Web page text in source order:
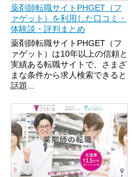
薬剤師転職サイトPHGET（フ
ァゲット）を利用した口コミ・
体験談・評判まとめ
薬剤師転職サイトPHGET（フ
ァゲット）は10年以上の信頼と
実績ある転職サイトで、さまざ
まな条件から求人検索できると
話題...